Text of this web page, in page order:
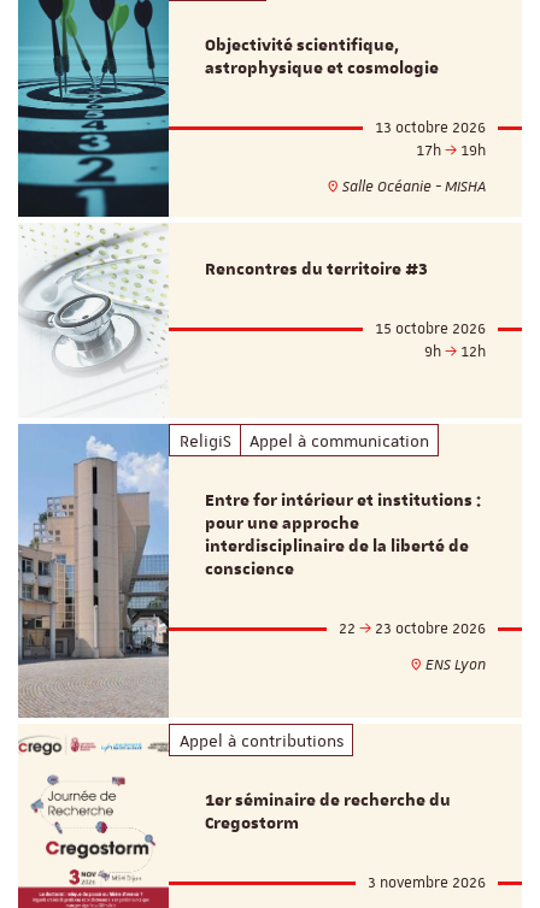
Objectivité scientifique,
astrophysique et cosmologie
13 octobre 2026
17h
19h
Salle Océanie - MISHA
Rencontres du territoire #3
15 octobre 2026
9h
12h
ReligiS Appel à communication
Entre for intérieur et institutions :
pour une approche
interdisciplinaire de la liberté de
conscience
22
23 octobre 2026
ENS Lyon
Appel à contributions
1er séminaire de recherche du
Cregostorm
3 novembre 2026